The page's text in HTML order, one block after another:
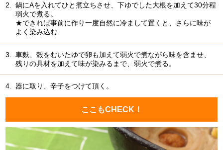
2.
鍋にAを入れてひと煮立ちさせ、下ゆでした大根を加えて30分程
弱火で煮る。
★できれば事前に作り一度自然に冷まして置くと、さらに味が
よく染み込む
3.
車麩、殻をむいたゆで卵も加えて弱火で煮ながら味を含ませ、
残りの具材を加えて味が染みるまで、弱火で煮る。
4. 器に取り、辛子をつけて頂く。
ここもCHECK！